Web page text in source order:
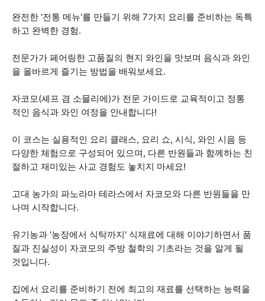
완전한 '전통 메뉴'를 만들기 위해 7가지 요리를 준비하는 독특
하고 완벽한 경험.
전문가가 페어링한 고품질의 현지 와인을 맛보며 음식과 와인
을 올바르게 즐기는 방법을 배워보세요.
자코모(셰프 겸 소믈리에)가 전문 가이드로 교육적이고 정통
적인 음식과 와인 여정을 안내합니다!
이 코스는 실용적인 요리 클래스, 요리 쇼, 시식, 와인 시음 등
다양한 체험으로 구성되어 있으며, 다른 반원들과 함께하는 친
절하고 재미있는 사교 경험도 놓치지 마세요!
고대 농가의 파노라마 테라스에서 자코모와 다른 반원들을 만
나며 시작합니다.
유기농과 '농장에서 식탁까지' 식재료에 대해 이야기하면서 품
질과 진실성이 자코모의 주방 철학의 기초라는 것을 알게 될
것입니다.
집에서 요리를 준비하기 전에 최고의 재료를 선택하는 능력을